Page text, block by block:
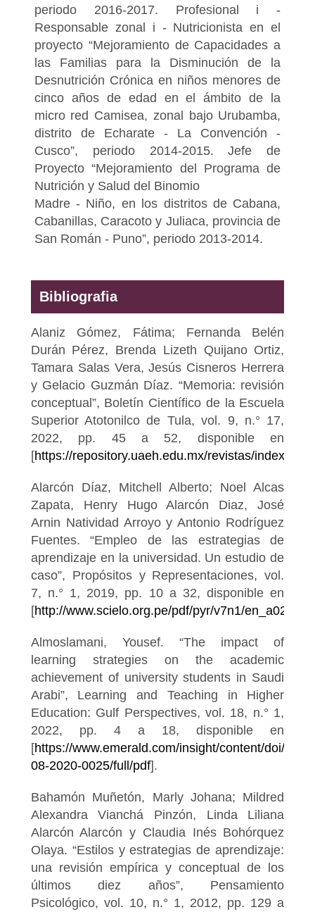
periodo 2016-2017. Profesional i -
Responsable zonal i - Nutricionista en el
proyecto “Mejoramiento de Capacidades a
las Familias para la Disminución de la
Desnutrición Crónica en niños menores de
cinco años de edad en el ámbito de la
micro red Camisea, zonal bajo Urubamba,
distrito de Echarate - La Convención -
Cusco”, periodo 2014-2015. Jefe de
Proyecto “Mejoramiento del Programa de
Nutrición y Salud del Binomio
Madre - Niño, en los distritos de Cabana,
Cabanillas, Caracoto y Juliaca, provincia de
San Román - Puno”, periodo 2013-2014.
Bibliografia
Alaniz Gómez, Fátima; Fernanda Belén
Durán Pérez, Brenda Lizeth Quijano Ortiz,
Tamara Salas Vera, Jesús Cisneros Herrera
y Gelacio Guzmán Díaz. “Memoria: revisión
conceptual”, Boletín Científico de la Escuela
Superior Atotonilco de Tula, vol. 9, n.° 17,
2022, pp. 45 a 52, disponible en
[https://repository.uaeh.edu.mx/revistas/
Alarcón Díaz, Mitchell Alberto; Noel Alcas
Zapata, Henry Hugo Alarcón Diaz, José
Arnin Natividad Arroyo y Antonio Rodríguez
Fuentes. “Empleo de las estrategias de
aprendizaje en la universidad. Un estudio de
caso”, Propósitos y Representaciones, vol.
7, n.° 1, 2019, pp. 10 a 32, disponible en
[http://www.scielo.org.pe/pdf/pyr/v7n1/
Almoslamani, Yousef. “The impact of
learning strategies on the academic
achievement of university students in Saudi
Arabi”, Learning and Teaching in Higher
Education: Gulf Perspectives, vol. 18, n.° 1,
2022, pp. 4 a 18, disponible en
[https://www.emerald.com/insight/content/doi/
08-2020-0025/full/pdf].
Bahamón Muñetón, Marly Johana; Mildred
Alexandra Vianchá Pinzón, Linda Liliana
Alarcón Alarcón y Claudia Inés Bohórquez
Olaya. “Estilos y estrategias de aprendizaje:
una revisión empírica y conceptual de los
últimos diez años”, Pensamiento
Psicológico, vol. 10, n.° 1, 2012, pp. 129 a